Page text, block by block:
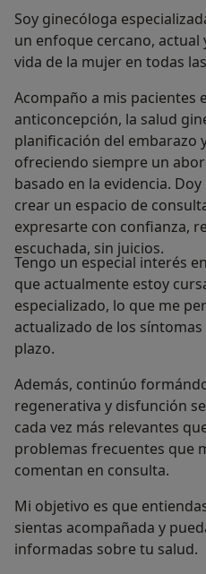
Soy ginecóloga
un enfoque cercano, actual
vida de la mujer en todas
Acompaño a mis pacientes
anticoncepción, la salud
planificación del embarazo
ofreciendo siempre un
basado en la evidencia. Doy especial importancia a
crear un espacio de
expresarte con confianza,
escuchada, sin juicios.
Tengo un especial interés
que actualmente estoy
especializado, lo que me
actualizado de los
plazo.
Además, continúo
regenerativa y disfunción
cada vez más relevantes
problemas frecuentes que
comentan en consulta.
Mi objetivo es que
sientas acompañada y
informadas sobre tu salud.